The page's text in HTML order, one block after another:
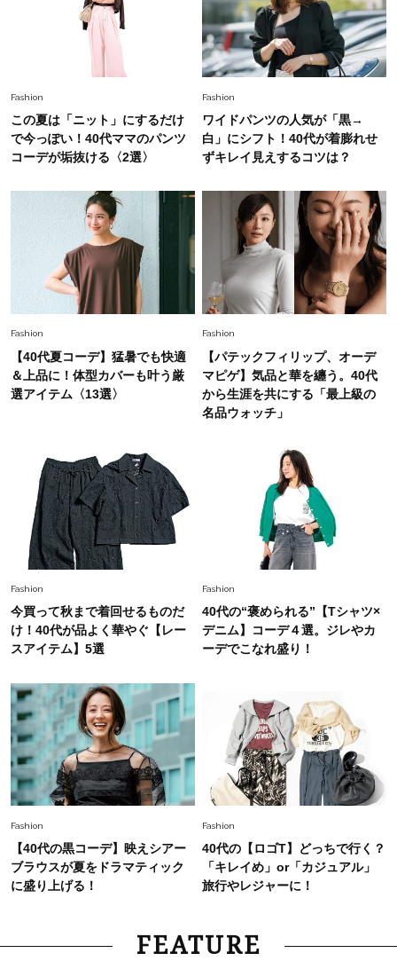
Fashion
白黒でもこんなに華やぐ！40代、夏の「甘めト
ップス×パンツ」コーデ〈3選〉
Fashion 2026.5.29
40代の夏通勤はこれ１着！「きちんと感」も
「オシャレ」も整うトレンドトップス〈4選〉
Fashion
今、40代の「メガネ＆サングラス」のトレンド
に更新あり！“黒ぶち以外”が新定番に
Fashion
選び」！
Fashion
【40代のTシャツコーデ】超ビッグサイズ×きれ
Fashion 2026.7.9
スタイリストが本気で推す！40代がほどよく華
やぐ【甘め黒アイテム】3選
Fashion
この夏は「ニット」にするだけ
で今っぽい！40代ママのパンツ
コーデが垢抜ける〈2選〉
Fashion
ワイドパンツの人気が「黒→
白」にシフト！40代が着膨れせ
ずキレイ見えするコツは？
Fashion
【40代夏コーデ】猛暑でも快適
＆上品に！体型カバーも叶う厳
選アイテム〈13選〉
Fashion
【パテックフィリップ、オーデ
マピゲ】気品と華を纏う。40代
から生涯を共にする「最上級の
名品ウォッチ」
Fashion
今買って秋まで着回せるものだ
け！40代が品よく華やぐ【レー
スアイテム】5選
Fashion
40代の“褒められる”【Tシャツ×
デニム】コーデ４選。ジレやカ
ーデでこなれ盛り！
Fashion
【40代の黒コーデ】映えシアー
ブラウスが夏をドラマティック
に盛り上げる！
Fashion
40代の【ロゴT】どっちで行く？
「キレイめ」or「カジュアル」
旅行やレジャーに！
FEATURE